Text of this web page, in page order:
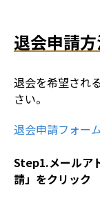
退会申請
退会を希望され
さい。
退会申請フォー
Step1.メールア
請」をクリック